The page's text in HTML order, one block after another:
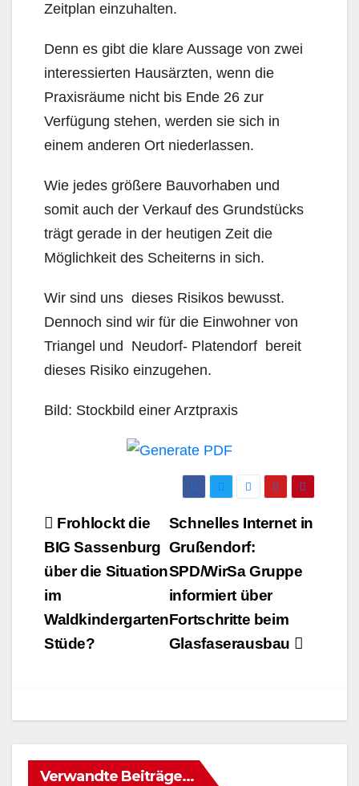
Zeitplan einzuhalten.
Denn es gibt die klare Aussage von zwei
interessierten Hausärzten, wenn die
Praxisräume nicht bis Ende 26 zur
Verfügung stehen, werden sie sich in
einem anderen Ort niederlassen.
Wie jedes größere Bauvorhaben und
somit auch der Verkauf des Grundstücks
trägt gerade in der heutigen Zeit die
Möglichkeit des Scheiterns in sich.
Wir sind uns dieses Risikos bewusst.
Dennoch sind wir für die Einwohner von
Triangel und Neudorf- Platendorf bereit
dieses Risiko einzugehen.
Bild: Stockbild einer Arztpraxis
Beitrags-
Navigation
Schnelles Internet in
Grußendorf:
SPD/WirSa Gruppe
informiert über
Fortschritte beim
Glasfaserausbau
Frohlockt die
BIG Sassenburg
über die Situation
im
Waldkindergarten
Stüde?
Verwandte Beiträge...